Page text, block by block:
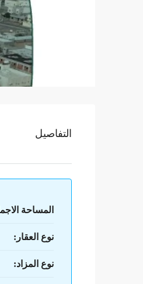
التفاصيل
المساحة
نوع العقار:
نوع المزاد: